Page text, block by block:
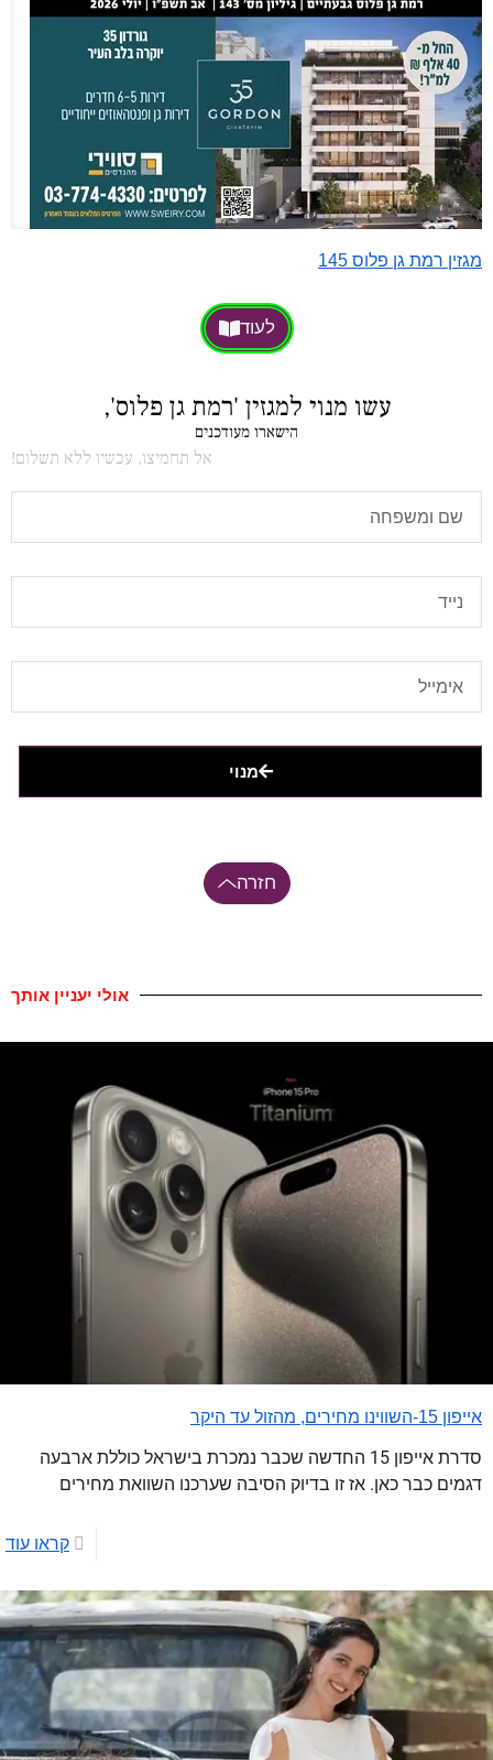
מגזין רמת גן פלוס 145
לעוד
עשו מנוי למגזין 'רמת גן פלוס',
הישארו מעודכנים
אל תחמיצו, עכשיו ללא תשלום!
מנוי
חזרה
אולי יעניין אותך
אייפון 15-השווינו מחירים, מהזול עד היקר
סדרת אייפון 15 החדשה שכבר נמכרת בישראל כוללת ארבעה
דגמים כבר כאן. אז זו בדיוק הסיבה שערכנו השוואת מחירים
קראו עוד